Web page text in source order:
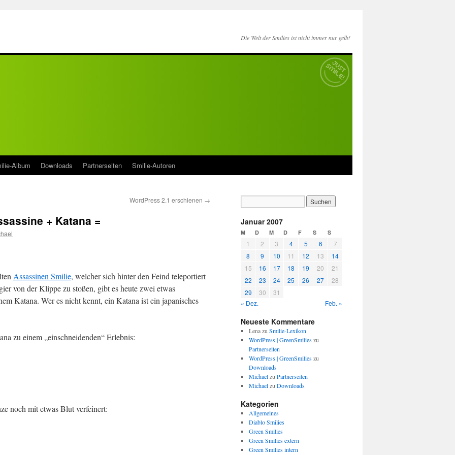
Die Welt der Smilies ist nicht immer nur gelb!
Album Downloads Partnerseiten Smilie-Autoren
WordPress 2.1 erschienen →
+ Katana =
Assassinen Smilie, welcher sich hinter den Feind teleportiert
von der Klippe zu stoßen, gibt es heute zwei etwas
Katana. Wer es nicht kennt, ein Katana ist ein japanisches
zu einem „einschneidenden“ Erlebnis:
noch mit etwas Blut verfeinert:
Januar 2007
M D M D F S S
1 2 3 4 5 6
7
8
9 10 11 12 13
14
15
16 17 18 19 20
21
22
23 24 25 26 27
28
29
30
31
« Dez.
Feb. »
Neueste Kommentare
Lenazu Smilie-Lexikon
WordPress | GreenSmilieszu
Partnerseiten
WordPress | GreenSmilieszu
Downloads
Michaelzu Partnerseiten
Michaelzu Downloads
Kategorien
Allgemeines
Diablo Smilies
Green Smilies
Green Smilies extern
Green Smilies intern